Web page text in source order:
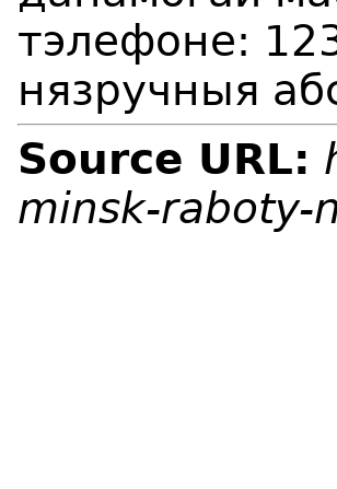
тэлефоне:
нязручныя
Source URL:
minsk-raboty-